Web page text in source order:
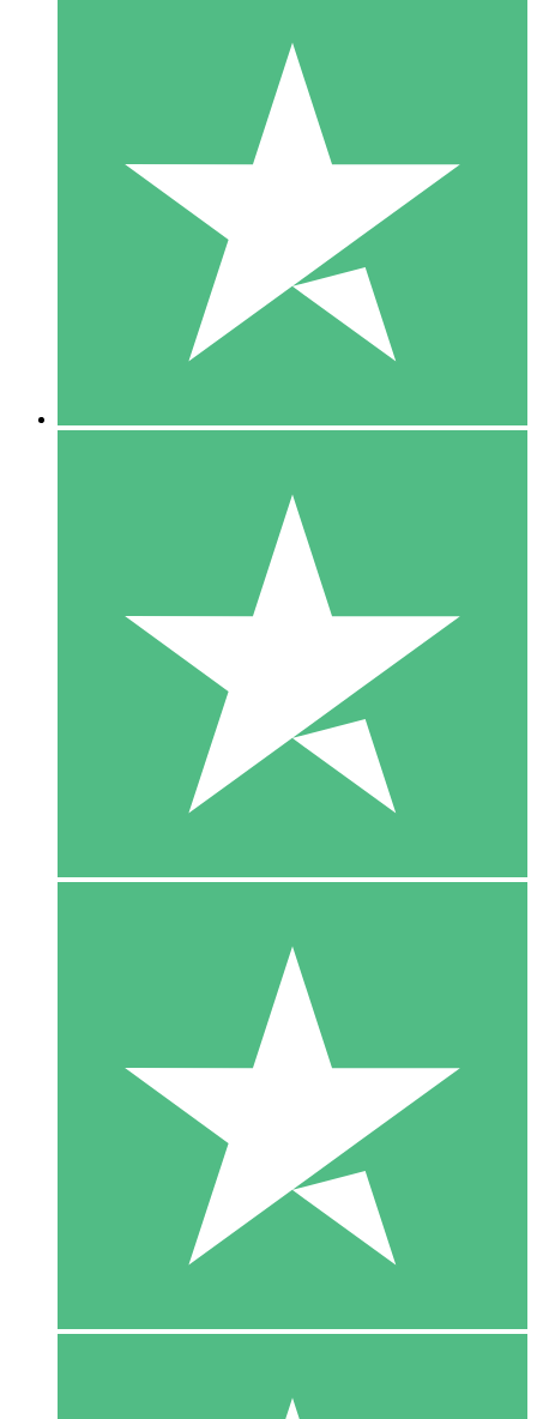
Paquetes de Créditos Individuales
Paga según el uso con créditos de descarga. Sin compromiso
10 00
10 Descargas
20 00